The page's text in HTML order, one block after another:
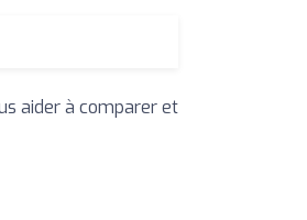
aider à comparer et